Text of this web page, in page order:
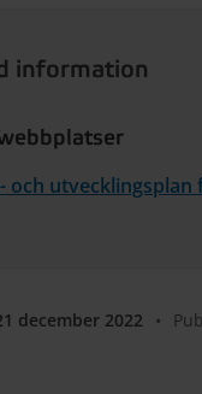
information
och utvecklingsplan
december 2022 •